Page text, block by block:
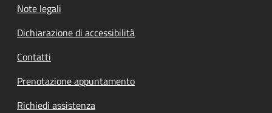
Note legali
Dichiarazione di accessibilità
Contatti
Prenotazione appuntamento
Richiedi assistenza